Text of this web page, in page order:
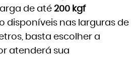
de até 200 kgf
disponíveis nas larguras de
basta escolher a
atenderá sua